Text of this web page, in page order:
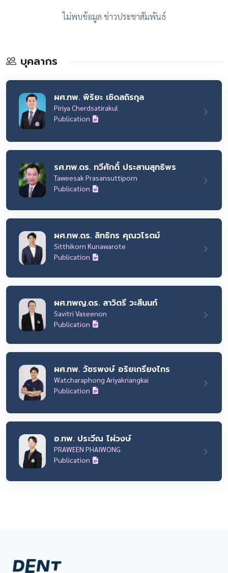
ไม่พบข้อมูล ข่าวประชาสัมพันธ์
บุคลากร
ผศ.ทพ. พิริยะ เชิดสถิรกุล
Piriya Cherdsatirakul
Publication
รศ.ทพ.ดร. ทวีศักดิ์ ประสานสุทธิพร
Taweesak Prasansuttiporn
Publication
ผศ.ทพ.ดร. สิทธิกร คุณวโรตม์
Sitthikorn Kunawarote
Publication
ผศ.ทพญ.ดร. สาวิตรี วะสีนนท์
Savitri Vaseenon
Publication
ผศ.ทพ. วัชรพงษ์ อริยเกรียงไกร
Watcharaphong Ariyakriangkai
Publication
อ.ทพ. ประวีณ ไผ่วงษ์
PRAWEEN PHAIWONG
Publication